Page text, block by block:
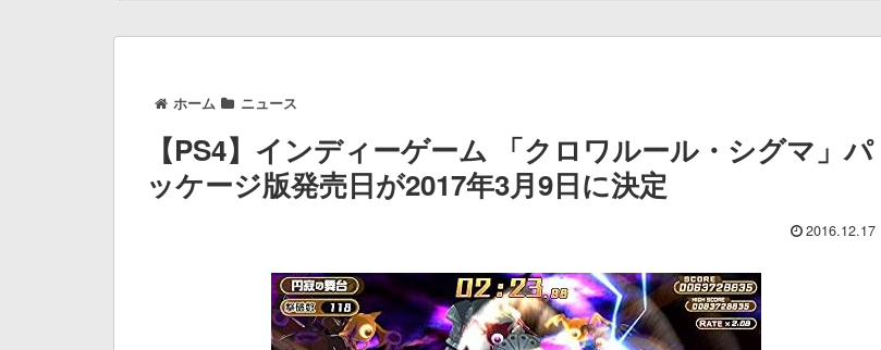
ホーム ニュース
【PS4】インディーゲーム 「クロワルール・シグマ」パ
ッケージ版発売日が2017年3月9日に決定
2016.12.17